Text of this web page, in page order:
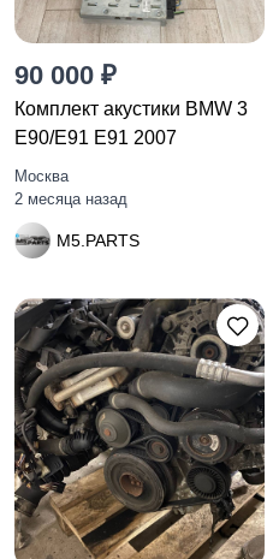
90 000 ₽
Комплект акустики BMW 3
E90/E91 E91 2007
Москва
2 месяца назад
M5.PARTS